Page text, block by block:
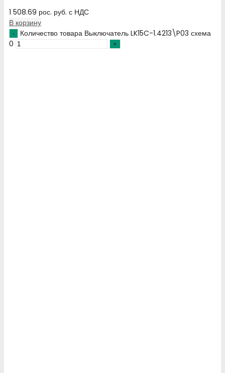
1 508.69 рос. руб. с НДС
В корзину
Количество товара Выключатель LK15C-1.4213\P03 схема
0